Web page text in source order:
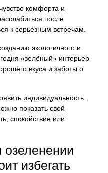
комфорта и
после
к серьезным встречам.
экологичного и
«зелёный» интерьер
вкуса и заботы о
индивидуальность.
показать свой
спокойствие или
избегать